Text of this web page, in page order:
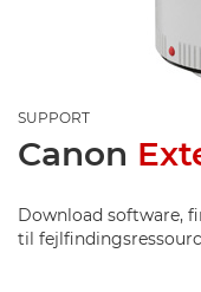
SUPPORT
Canon
Download software,
til